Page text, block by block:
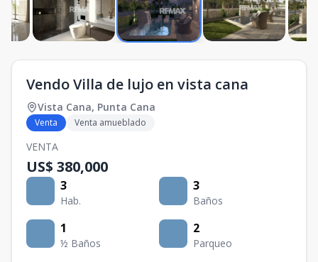
Vendo Villa de lujo en vista cana
Vista Cana, Punta Cana
Venta Venta amueblado
VENTA
US$ 380,000
3
Hab.
3
Baños
1
½ Baños
2
Parqueo